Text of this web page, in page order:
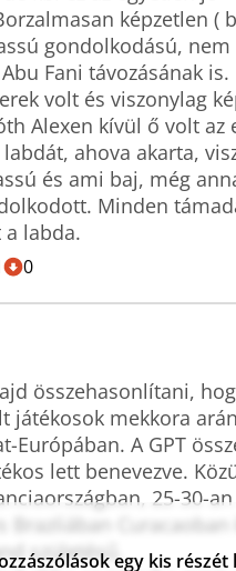
képzetlen (
gondolkodású, nem
Fani távozásának is.
volt és viszonylag
Alexen kívül ő volt az
ahova akarta,
és ami baj, még
Minden
a labda.
0
összehasonlítani,
játékosok mekkora
Európában. A GPT
lett benevezve.
25-30-
Brazíiában Curacaoban
születésű. egy kis részét